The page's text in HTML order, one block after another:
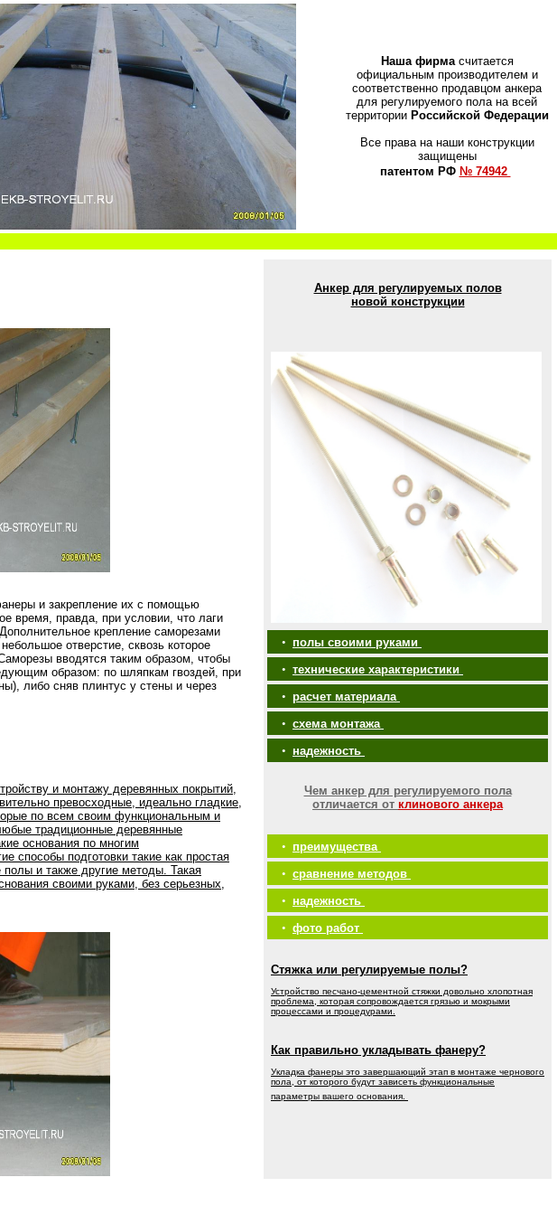
Наша фирмасчитается
официальным производителем и
соответственно продавцом анкера
для регулируемого пола на всей
территории Российской Федерации
Все права на наши конструкции
защищены
патентом РФ № 74942
и закрепление их с помощью
время, правда, при условии, что лаги
крепление саморезами
отверстие, сквозь которое
вводятся таким образом, чтобы
образом: по шляпкам гвоздей, при
либо сняв плинтус у стены и через
и монтажу деревянных покрытий,
превосходные, идеально гладкие,
по всем своим функциональным и
традиционные деревянные
основания по многим
способы подготовки такие как простая
и также другие методы. Такая
своими руками, без серьезных,
Анкер для регулируемых полов
новой конструкции
• полы своими руками
• технические характеристики
• расчет материала
• схема монтажа
• надежность
Чем анкер для регулируемого пола
отличается от клинового анкера
• преимущества
• сравнение методов
• надежность
• фото работ
Стяжка или регулируемые полы?
Устройство песчано-цементной стяжки довольно хлопотная
проблема, которая сопровождается грязью и мокрыми
процессами и процедурами.
Как правильно укладывать фанеру?
Укладка фанеры это завершающий этап в монтаже чернового
пола, от которого будут зависеть функциональные
параметры вашего основания.